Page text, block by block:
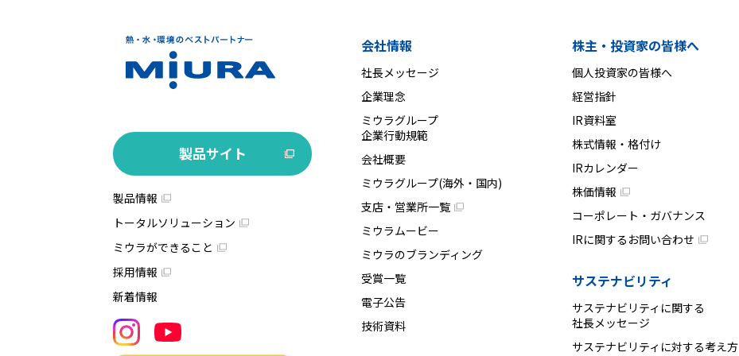
製品サイト
製品情報
トータルソリューション
ミウラができること
採用情報
新着情報
会社情報
社長メッセージ
企業理念
ミウラグループ
企業行動規範
会社概要
ミウラグループ(海外・国内)
支店・営業所一覧
ミウラムービー
ミウラのブランディング
受賞一覧
電子公告
技術資料
株主・投資家の皆様へ
個人投資家の皆様へ
経営指針
IR資料室
株式情報・格付け
IRカレンダー
株価情報
コーポレート・ガバナンス
IRに関するお問い合わせ
サステナビリティ
サステナビリティに関する
社長メッセージ
サステナビリティに対する考え方